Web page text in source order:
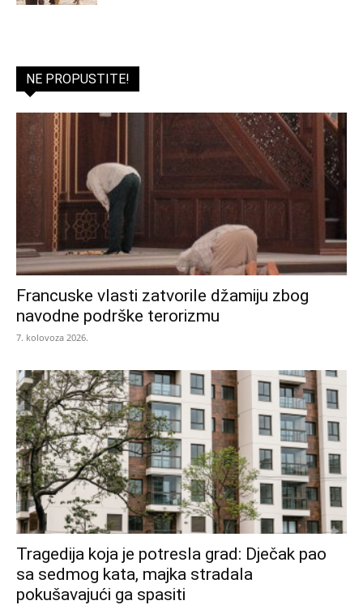
NE PROPUSTITE!
Francuske vlasti zatvorile džamiju zbog
navodne podrške terorizmu
7. kolovoza 2026.
Tragedija koja je potresla grad: Dječak pao
sa sedmog kata, majka stradala
pokušavajući ga spasiti